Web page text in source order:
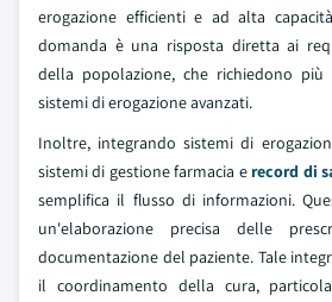
erogazione efficienti e ad alta
domanda è una risposta diretta ai
della popolazione, che richiedono
sistemi di erogazione avanzati.
Inoltre, integrando sistemi di
sistemi di gestione farmacia e record di
semplifica il flusso di informazioni.
un'elaborazione precisa delle
documentazione del paziente. Tale
il coordinamento della cura,